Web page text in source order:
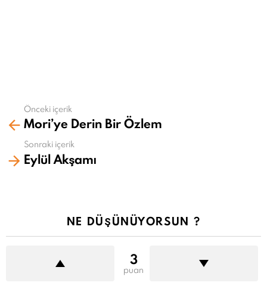
Daha
fazla
Önceki içerik
Mori’ye Derin Bir Özlem
Sonraki içerik
Eylül Akşamı
NE DÜŞÜNÜYORSUN ?
3
puan